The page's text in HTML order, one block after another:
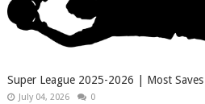
Super League 2025-2026 | Most Saves
July 04, 2026 0